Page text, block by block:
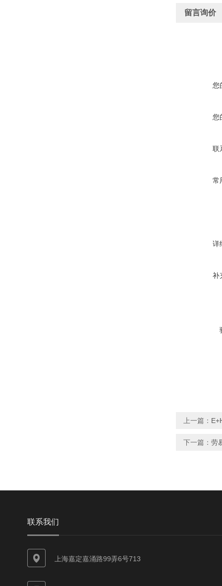
留言询价
您
您
联
常
详
补
上一篇：
下一篇： 劳
联系我们
上海嘉定嘉涌路99弄6号713